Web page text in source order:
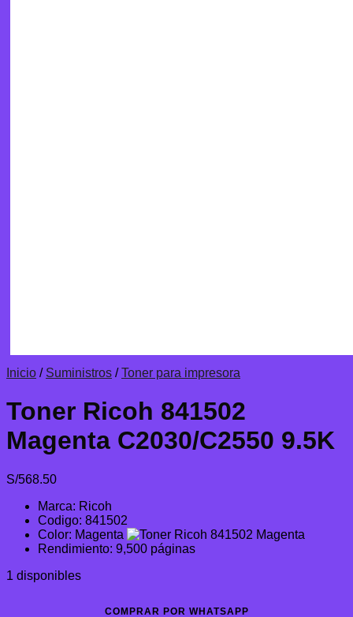
Inicio / Suministros / Toner para impresora
Toner Ricoh 841502
Magenta C2030/C2550 9.5K
S/568.50
Marca: Ricoh
Codigo: 841502
Color: Magenta
Rendimiento: 9,500 páginas
1 disponibles
COMPRAR POR WHATSAPP